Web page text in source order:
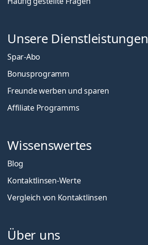
Unsere Dienstleistungen
Spar-Abo
Bonusprogramm
Freunde werben und sparen
Affiliate Programms
Wissenswertes
Blog
Kontaktlinsen-Werte
Vergleich von Kontaktlinsen
Über uns